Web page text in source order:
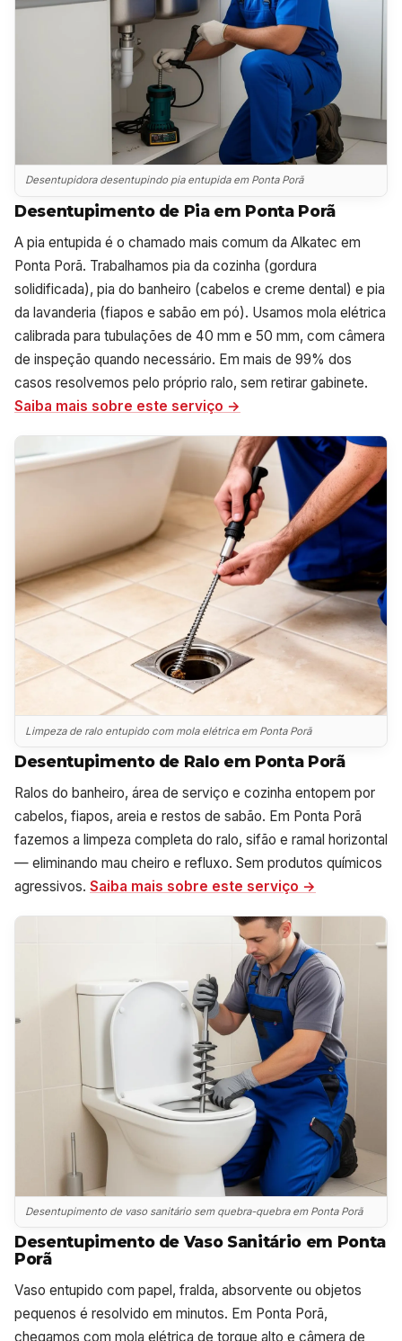
Desentupidora desentupindo pia entupida em Ponta Porã
Desentupimento de Pia em Ponta Porã
A pia entupida é o chamado mais comum da Alkatec em
Ponta Porã. Trabalhamos pia da cozinha (gordura
solidificada), pia do banheiro (cabelos e creme dental) e pia
da lavanderia (fiapos e sabão em pó). Usamos mola elétrica
calibrada para tubulações de 40 mm e 50 mm, com câmera
de inspeção quando necessário. Em mais de 99% dos
casos resolvemos pelo próprio ralo, sem retirar gabinete.
Saiba mais sobre este serviço →
Limpeza de ralo entupido com mola elétrica em Ponta Porã
Desentupimento de Ralo em Ponta Porã
Ralos do banheiro, área de serviço e cozinha entopem por
cabelos, fiapos, areia e restos de sabão. Em Ponta Porã
fazemos a limpeza completa do ralo, sifão e ramal horizontal
— eliminando mau cheiro e refluxo. Sem produtos químicos
agressivos. Saiba mais sobre este serviço →
Desentupimento de vaso sanitário sem quebra-quebra em Ponta Porã
Desentupimento de Vaso Sanitário em Ponta
Porã
Vaso entupido com papel, fralda, absorvente ou objetos
pequenos é resolvido em minutos. Em Ponta Porã,
chegamos com mola elétrica de torque alto e câmera de